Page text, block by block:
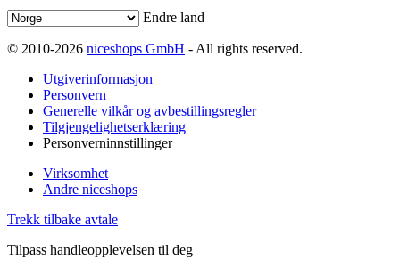
Endre land
© 2010-2026 niceshops GmbH - All rights reserved.
Utgiverinformasjon
Personvern
Generelle vilkår og avbestillingsregler
Tilgjengelighetserklæring
Personverninnstillinger
Virksomhet
Andre niceshops
Trekk tilbake avtale
Tilpass handleopplevelsen til deg